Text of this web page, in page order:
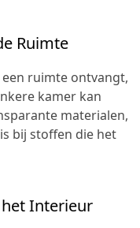
Ruimte
ruimte ontvangt,
kamer kan
materialen,
bij stoffen die het
het Interieur